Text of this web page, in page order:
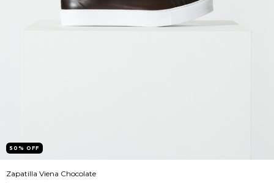
50 % OFF
Zapatilla Viena Chocolate